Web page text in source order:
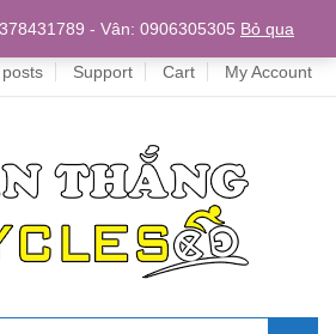
Home
Support Cart My Account
- Vân: 0906305305 Bỏ qua